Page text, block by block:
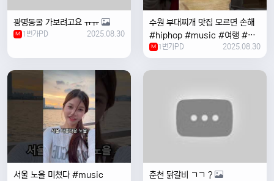
광명동굴 가보려고요 ㅠㅠ
M 1번가PD 2025.08.30
수원 부대찌개 맛집 모르면 손해
#hiphop #music #여행 #맛
집 #수원 #한국여행 #베트남여
자 #혼자여행
M 1번가PD 2025.08.30
서울 노을 미쳤다 #music 춘천 닭갈비 ㄱㄱ ?